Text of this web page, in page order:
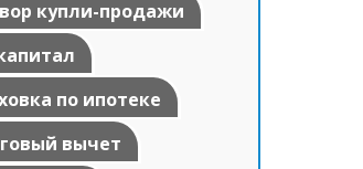
купли-продажи
по ипотеке
вычет